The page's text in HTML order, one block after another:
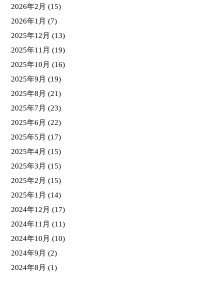
2026年2月 (15)
2026年1月 (7)
2025年12月 (13)
2025年11月 (19)
2025年10月 (16)
2025年9月 (19)
2025年8月 (21)
2025年7月 (23)
2025年6月 (22)
2025年5月 (17)
2025年4月 (15)
2025年3月 (15)
2025年2月 (15)
2025年1月 (14)
2024年12月 (17)
2024年11月 (11)
2024年10月 (10)
2024年9月 (2)
2024年8月 (1)